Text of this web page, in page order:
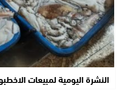
النشرة اليومية لمبيعات الاخطبوط